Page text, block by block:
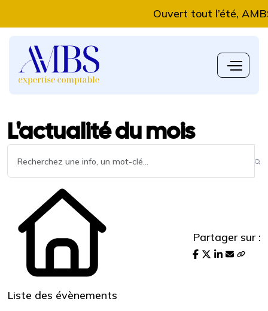
Ouvert tout l’été, AMBS
L'actualité du mois
Liste des évènements
Partager sur :